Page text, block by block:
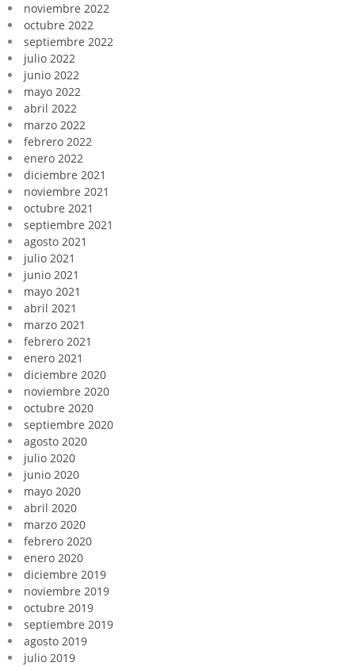
noviembre 2022
octubre 2022
septiembre 2022
julio 2022
junio 2022
mayo 2022
abril 2022
marzo 2022
febrero 2022
enero 2022
diciembre 2021
noviembre 2021
octubre 2021
septiembre 2021
agosto 2021
julio 2021
junio 2021
mayo 2021
abril 2021
marzo 2021
febrero 2021
enero 2021
diciembre 2020
noviembre 2020
octubre 2020
septiembre 2020
agosto 2020
julio 2020
junio 2020
mayo 2020
abril 2020
marzo 2020
febrero 2020
enero 2020
diciembre 2019
noviembre 2019
octubre 2019
septiembre 2019
agosto 2019
julio 2019